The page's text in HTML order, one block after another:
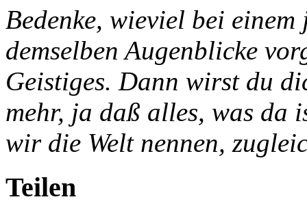
Bedenke, wieviel bei
demselben Augenblicke
Geistiges. Dann wirst du
mehr, ja daß alles, was da
wir die Welt nennen,
Teilen